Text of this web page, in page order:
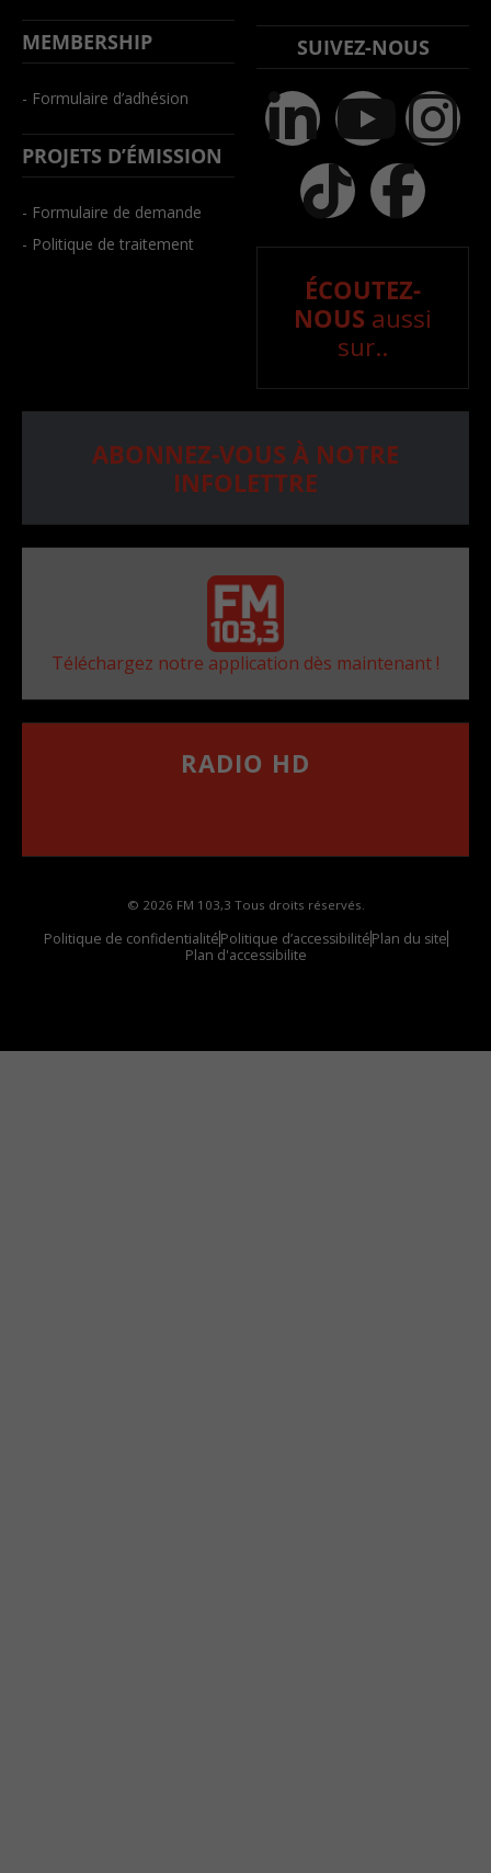
MEMBERSHIP
- Formulaire d’adhésion
PROJETS D’ÉMISSION
- Formulaire de demande
- Politique de traitement
SUIVEZ-NOUS
ÉCOUTEZ-
NOUS aussi
sur..
ABONNEZ-VOUS À NOTRE
INFOLETTRE
Téléchargez notre application dès maintenant !
RADIO HD
© 2026 FM 103,3 Tous droits réservés.
Politique de confidentialitéPolitique d’accessibilitéPlan du site
Plan d'accessibilite